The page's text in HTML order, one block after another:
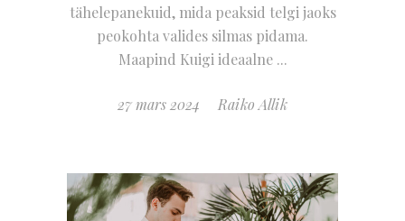
tähelepanekuid, mida peaksid telgi jaoks
peokohta valides silmas pidama.
Maapind Kuigi ideaalne
27 mars 2024 Raiko Allik